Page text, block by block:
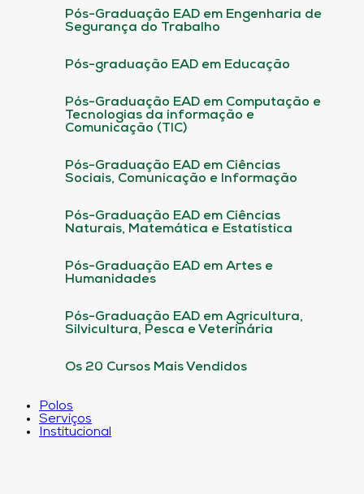
Pós-Graduação EAD em Engenharia de
Segurança do Trabalho
Pós-graduação EAD em Educação
Pós-Graduação EAD em Computação e
Tecnologias da informação e
Comunicação (TIC)
Pós-Graduação EAD em Ciências
Sociais, Comunicação e Informação
Pós-Graduação EAD em Ciências
Naturais, Matemática e Estatística
Pós-Graduação EAD em Artes e
Humanidades
Pós-Graduação EAD em Agricultura,
Silvicultura, Pesca e Veterinária
Os 20 Cursos Mais Vendidos
Polos
Serviços
Institucional